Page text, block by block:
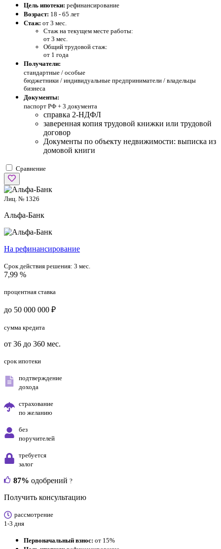
Цель ипотеки: рефинансирование
Возраст: 18 - 65 лет
Стаж: от 3 мес.
Стаж на текущем месте работы:
от 3 мес.
Общий трудовой стаж:
от 1 года
Получатели:
стандартные / особые
бюджетники / индивидуальные предприниматели / владельцы
бизнеса
Документы:
паспорт РФ + 3 документа
справка 2-НДФЛ
заверенная копия трудовой книжки или трудовой
договор
Документы по объекту недвижимости: выписка из
домовой книги
Сравнение
Лиц. № 1326
Альфа-Банк
На рефинансирование
Срок действия решения: 3 мес.
7,99 %
процентная ставка
до 50 000 000 ₽
сумма кредита
от 36 до 360 мес.
срок ипотеки
подтверждение
дохода
страхование
по желанию
без
поручителей
требуется
залог
87% одобрений ?
Получить консультацию
рассмотрение
1-3 дня
Первоначальный взнос: от 15%